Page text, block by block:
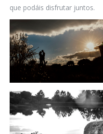
que podáis disfrutar juntos.